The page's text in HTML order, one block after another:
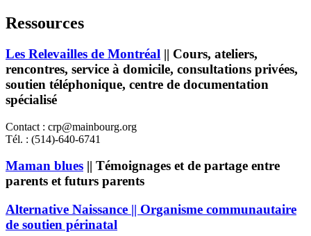
Ressources
Les Relevailles de Montréal || Cours, ateliers,
rencontres, service à domicile, consultations privées,
soutien téléphonique, centre de documentation
spécialisé
Contact : crp@mainbourg.org
Tél. : (514)-640-6741
Maman blues || Témoignages et de partage entre
parents et futurs parents
Alternative Naissance || Organisme communautaire
de soutien périnatal